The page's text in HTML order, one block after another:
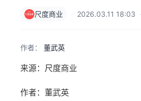
尺度商业 · 2026.03.11 18:03 ·
作者： 董武英
来源：尺度商业
作者：董武英